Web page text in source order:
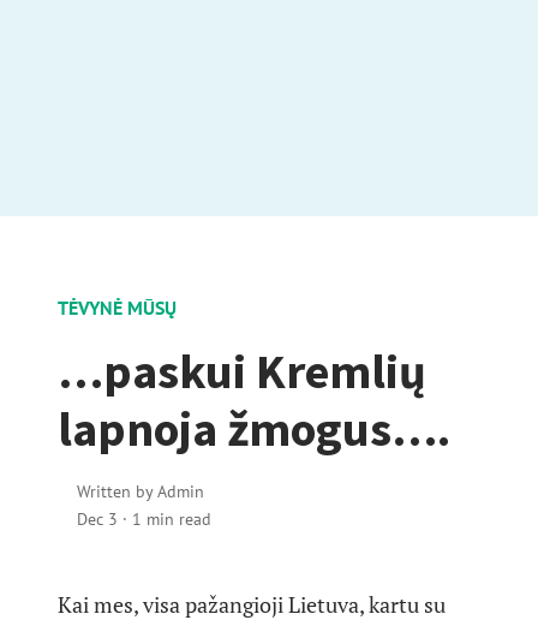
TĖVYNĖ MŪSŲ
…paskui Kremlių
lapnoja žmogus….
Written byAdmin
Dec 3 · 1 min read
Kai mes, visa pažangioji Lietuva, kartu su